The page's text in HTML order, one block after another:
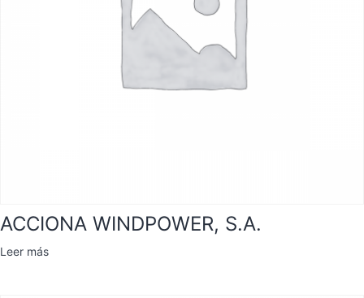
ACCIONA WINDPOWER, S.A.
Leer más